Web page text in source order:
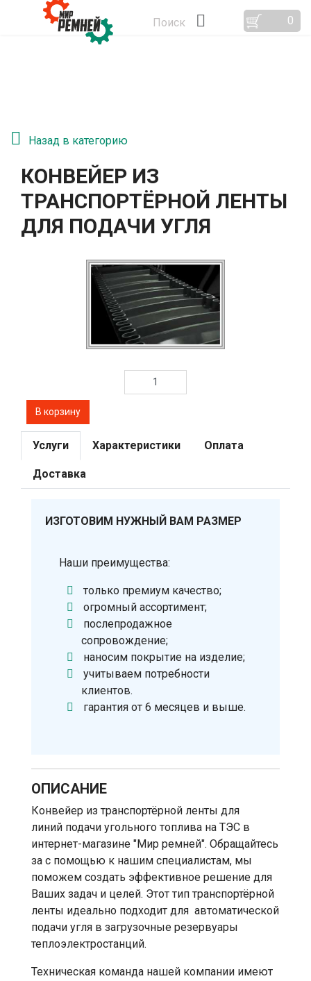
Поиск 0
Назад в категорию
КОНВЕЙЕР ИЗ
ТРАНСПОРТЁРНОЙ ЛЕНТЫ
ДЛЯ ПОДАЧИ УГЛЯ
Услуги Характеристики Оплата
Доставка
ИЗГОТОВИМ НУЖНЫЙ ВАМ РАЗМЕР
Наши преимущества:
только премиум качество;
огромный ассортимент;
послепродажное
сопровождение;
наносим покрытие на изделие;
учитываем потребности
клиентов.
гарантия от 6 месяцев и выше.
ОПИСАНИЕ
Конвейер из транспортёрной ленты для
линий подачи угольного топлива на ТЭС в
интернет-магазине "Мир ремней". Обращайтесь
за с помощью к нашим специалистам, мы
поможем создать эффективное решение для
Ваших задач и целей. Этот тип транспортёрной
ленты идеально подходит для автоматической
подачи угля в загрузочные резервуары
теплоэлектростанций.
Техническая команда нашей компании имеют